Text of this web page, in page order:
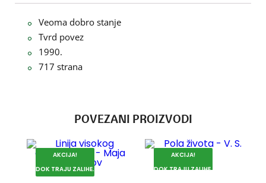
Veoma dobro stanje
Tvrd povez
1990.
717 strana
POVEZANI PROIZVODI
AKCIJA!
DOK TRAJU ZALIHE.
AKCIJA!
DOK TRAJU ZALIHE.